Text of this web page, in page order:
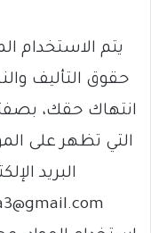
انتهاك حقك،
التي تظهر على
البريد